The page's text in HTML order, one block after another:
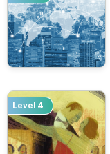
Level 4